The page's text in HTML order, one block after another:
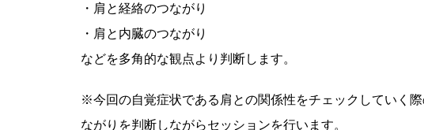
・肩と経絡のつながり
・肩と内臓のつながり
などを多角的な観点より判断します。
※今回の自覚症状である肩との関係性をチェックしていく
ながりを判断しながらセッションを行います。